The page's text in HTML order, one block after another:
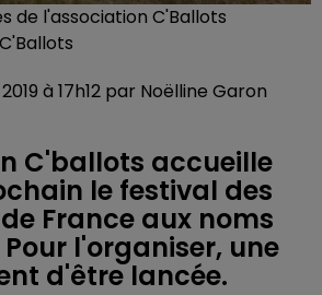
de l'association C'Ballots
à 17h12 par Noëlline Garon
C'ballots accueille
le festival des
France aux noms
l'organiser, une
d'être lancée.